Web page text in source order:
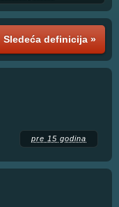
Sledeća definicija »
pre 15 godina